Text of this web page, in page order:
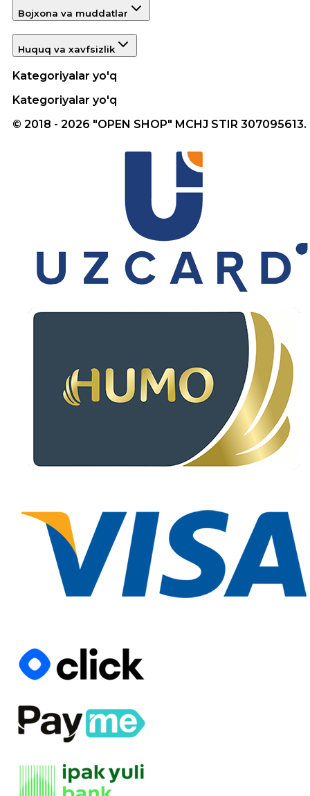
Bojxona va muddatlar
Huquq va xavfsizlik
Kategoriyalar yo'q
Kategoriyalar yo'q
© 2018 - 2026 "OPEN SHOP" MCHJ STIR 307095613.